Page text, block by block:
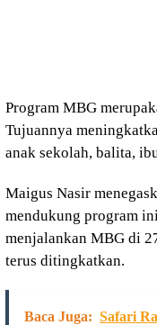
Program MBG
Tujuannya
anak sekolah, balita,
Maigus Nasir
mendukung program
menjalankan MBG di
terus ditingkatkan.
Baca Juga: Safari